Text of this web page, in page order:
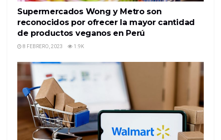
Supermercados Wong y Metro son
reconocidos por ofrecer la mayor cantidad
de productos veganos en Perú
8 FEBRERO, 2023 1.9K